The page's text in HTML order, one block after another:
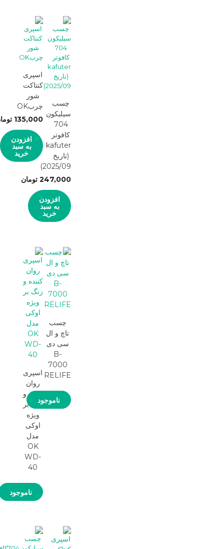
اسپری
کنتاکت
شور
چربOK
135,000
افزودن
به سبد
خرید
چسب
سیلیکون
704
کافوتر
kafuter
(تاریخ
2025/09)
247,000 تومان
افزودن
به سبد
خرید
اسپری
روان
کننده و
زنگ بر
ویژه
اوکی
مدل
OK
WD-
40
ناموجود
چسب
تاچ و ال
سی دی
B-
7000
RELIFE
ناموجود